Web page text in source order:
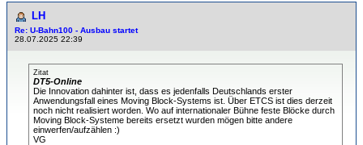
LH
Re: U-Bahn100 - Ausbau startet
28.07.2025 22:39
Zitat
DT5-Online
Die Innovation dahinter ist, dass es jedenfalls Deutschlands erster
Anwendungsfall eines Moving Block-Systems ist. Über ETCS ist dies derzeit
noch nicht realisiert worden. Wo auf internationaler Bühne feste Blöcke durch
Moving Block-Systeme bereits ersetzt wurden mögen bitte andere
einwerfen/aufzählen :)
VG